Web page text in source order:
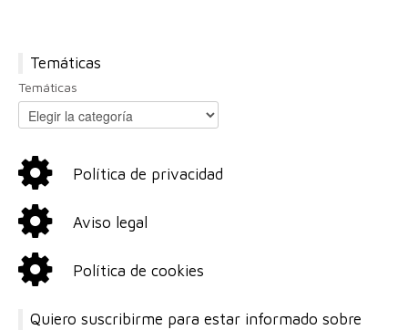
Temáticas
Temáticas
Política de privacidad
Aviso legal
Política de cookies
Quiero suscribirme para estar informado sobre